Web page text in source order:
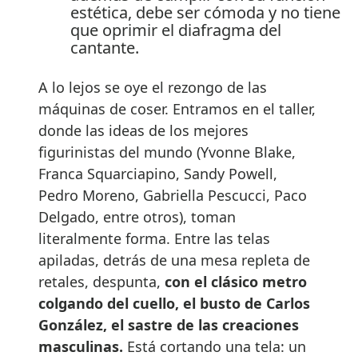
estética, debe ser cómoda y no tiene
que oprimir el diafragma del
cantante.
A lo lejos se oye el rezongo de las
máquinas de coser. Entramos en el taller,
donde las ideas de los mejores
figurinistas del mundo (Yvonne Blake,
Franca Squarciapino, Sandy Powell,
Pedro Moreno, Gabriella Pescucci, Paco
Delgado, entre otros), toman
literalmente forma. Entre las telas
apiladas, detrás de una mesa repleta de
retales, despunta, con el clásico metro
colgando del cuello, el busto de Carlos
González, el sastre de las creaciones
masculinas. Está cortando una tela: un